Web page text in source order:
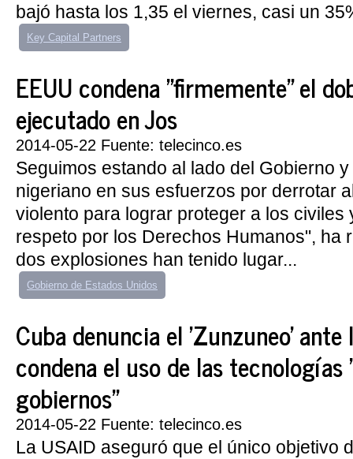
bajó hasta los 1,35 el viernes, casi un
Key Capital Partners
EEUU condena "firmemente" el
ejecutado en Jos
2014-05-22 Fuente: telecinco.es
Seguimos estando al lado del Gobierno
nigeriano en sus esfuerzos por derrotar
violento para lograr proteger a los civiles
respeto por los Derechos Humanos", ha
dos explosiones han tenido lugar...
Gobierno de Estados Unidos
Cuba denuncia el 'Zunzuneo' ante
condena el uso de las
gobiernos"
2014-05-22 Fuente: telecinco.es
La USAID aseguró que el único objetivo